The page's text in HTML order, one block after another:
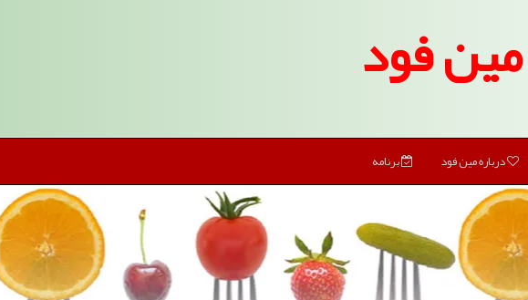
مین فود
درباره مین فود برنامه